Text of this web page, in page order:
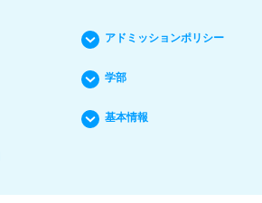
アドミッションポリシー
学部
基本情報